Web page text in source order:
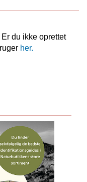
du ikke oprettet
her.